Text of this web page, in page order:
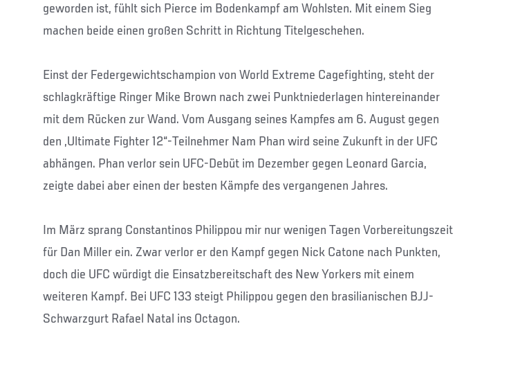
geworden ist, fühlt sich Pierce im Bodenkampf am Wohlsten. Mit einem Sieg
machen beide einen großen Schritt in Richtung Titelgeschehen.
Einst der Federgewichtschampion von World Extreme Cagefighting, steht der
schlagkräftige Ringer Mike Brown nach zwei Punktniederlagen hintereinander
mit dem Rücken zur Wand. Vom Ausgang seines Kampfes am 6. August gegen
den „Ultimate Fighter 12“-Teilnehmer Nam Phan wird seine Zukunft in der UFC
abhängen. Phan verlor sein UFC-Debüt im Dezember gegen Leonard Garcia,
zeigte dabei aber einen der besten Kämpfe des vergangenen Jahres.
Im März sprang Constantinos Philippou mir nur wenigen Tagen Vorbereitungszeit
für Dan Miller ein. Zwar verlor er den Kampf gegen Nick Catone nach Punkten,
doch die UFC würdigt die Einsatzbereitschaft des New Yorkers mit einem
weiteren Kampf. Bei UFC 133 steigt Philippou gegen den brasilianischen BJJ-
Schwarzgurt Rafael Natal ins Octagon.